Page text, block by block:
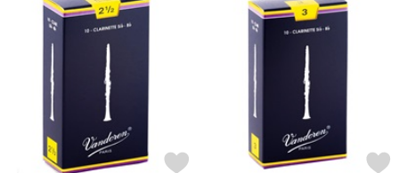
DTM オンライン納品 レコーディング機器
配信/ライブ機器 楽器アクセサリ
中古 ヴィンテージ
CLARKE
Claude Lakey
D'Addario Wood Winds
Denis Wick
DRAKE
EASTMAN EMO
FAT CAT
Feadog FORESTONE
Francois Louis
GALAX
Galeon
Giardinelli
GL CASES
GLOBAL Gottsu
GR
GREG BLACK
H.D.A
Harry Hartmanns
HERCULES
Hetman HOLTON HORITA HW iO